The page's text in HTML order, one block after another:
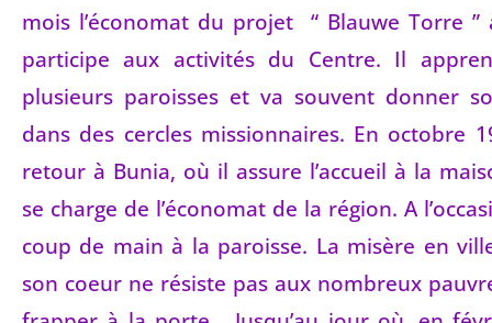
mois l’économat du projet “ Blauwe Torre ”
participe aux activités du Centre. Il
plusieurs paroisses et va souvent donner
dans des cercles missionnaires. En octobre
retour à Bunia, où il assure l’accueil à la
se charge de l’économat de la région. A
coup de main à la paroisse. La misère en
son coeur ne résiste pas aux nombreux